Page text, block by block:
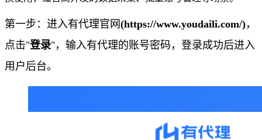
第一步：进入有代理官网(https://www.youdaili.com/)，
点击"登录"，输入有代理的账号密码，登录成功后进入
用户后台。